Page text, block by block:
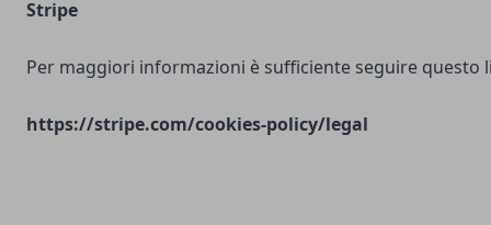
Stripe
Per maggiori informazioni è sufficiente seguire questo
https://stripe.com/cookies-policy/legal